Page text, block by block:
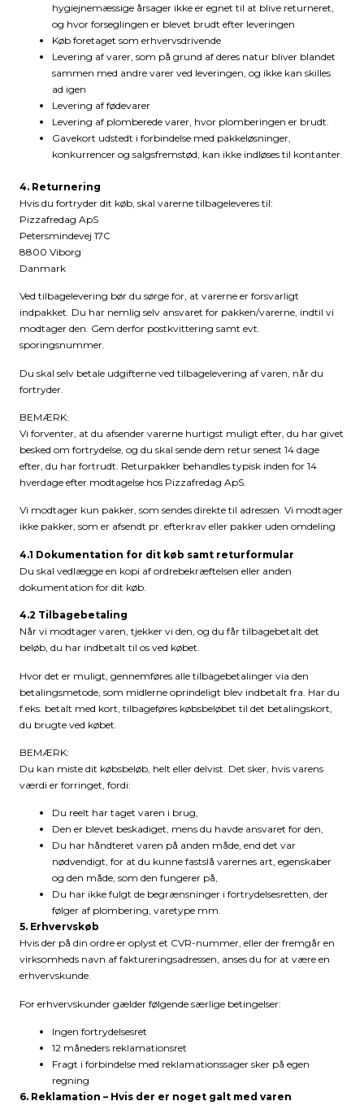
hygiejnemæssige årsager ikke er egnet til at blive returneret,
og hvor forseglingen er blevet brudt efter leveringen
Køb foretaget som erhvervsdrivende
Levering af varer, som på grund af deres natur bliver blandet
sammen med andre varer ved leveringen, og ikke kan skilles
ad igen
Levering af fødevarer
Levering af plomberede varer, hvor plomberingen er brudt.
Gavekort udstedt i forbindelse med pakkeløsninger,
konkurrencer og salgsfremstød, kan ikke indløses til kontanter.
4. Returnering
Hvis du fortryder dit køb, skal varerne tilbageleveres til:
Pizzafredag ApS
Petersmindevej 17C
8800 Viborg
Danmark
Ved tilbagelevering bør du sørge for, at varerne er forsvarligt
indpakket. Du har nemlig selv ansvaret for pakken/varerne, indtil vi
modtager den. Gem derfor postkvittering samt evt.
sporingsnummer.
Du skal selv betale udgifterne ved tilbagelevering af varen, når du
fortryder.
BEMÆRK:
Vi forventer, at du afsender varerne hurtigst muligt efter, du har givet
besked om fortrydelse, og du skal sende dem retur senest 14 dage
efter, du har fortrudt. Returpakker behandles typisk inden for 14
hverdage efter modtagelse hos Pizzafredag ApS.
Vi modtager kun pakker, som sendes direkte til adressen. Vi modtager
ikke pakker, som er afsendt pr. efterkrav eller pakker uden omdeling
4.1 Dokumentation for dit køb samt returformular
Du skal vedlægge en kopi af ordrebekræftelsen eller anden
dokumentation for dit køb.
4.2 Tilbagebetaling
Når vi modtager varen, tjekker vi den, og du får tilbagebetalt det
beløb, du har indbetalt til os ved købet.
Hvor det er muligt, gennemføres alle tilbagebetalinger via den
betalingsmetode, som midlerne oprindeligt blev indbetalt fra. Har du
f.eks. betalt med kort, tilbageføres købsbeløbet til det betalingskort,
du brugte ved købet.
BEMÆRK:
Du kan miste dit købsbeløb, helt eller delvist. Det sker, hvis varens
værdi er forringet, fordi:
Du reelt har taget varen i brug,
Den er blevet beskadiget, mens du havde ansvaret for den,
Du har håndteret varen på anden måde, end det var
nødvendigt, for at du kunne fastslå varernes art, egenskaber
og den måde, som den fungerer på,
Du har ikke fulgt de begrænsninger i fortrydelsesretten, der
følger af plombering, varetype mm.
5. Erhvervskøb
Hvis der på din ordre er oplyst et CVR-nummer, eller der fremgår en
virksomheds navn af faktureringsadressen, anses du for at være en
erhvervskunde.
For erhvervskunder gælder følgende særlige betingelser:
Ingen fortrydelsesret
12 måneders reklamationsret
Fragt i forbindelse med reklamationssager sker på egen
regning
6. Reklamation – Hvis der er noget galt med varen